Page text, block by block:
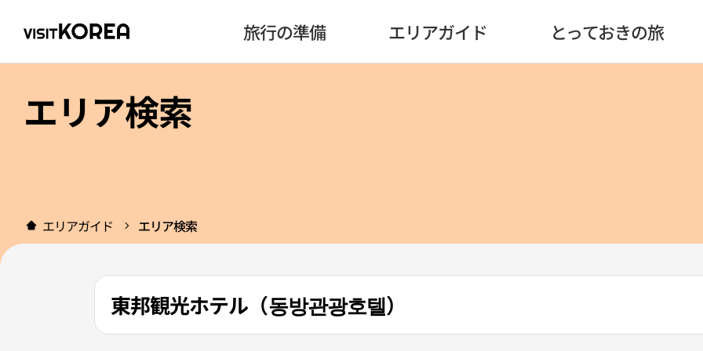
旅行の準備 エリアガイド とっておきの旅
エリア検索
エリアガイド エリア検索
東邦観光ホテル（동방관광호텔）